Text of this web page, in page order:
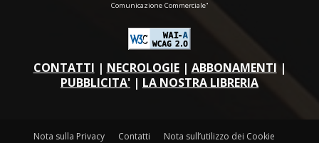
Comunicazione Commerciale"
CONTATTI | NECROLOGIE| ABBONAMENTI |
PUBBLICITA' | LA NOSTRA LIBRERIA
Nota sulla Privacy Contatti Nota sull’utilizzo dei Cookie